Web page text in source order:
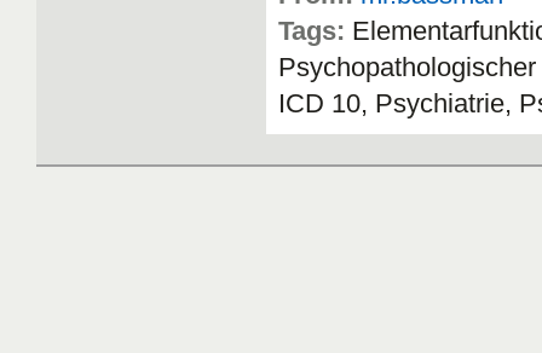
Tags:
Psychopathologischer
ICD 10, Psychiatrie,